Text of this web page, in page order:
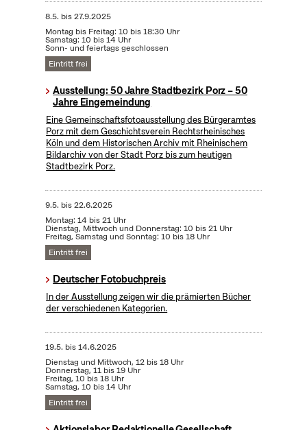
8.5. bis27.9.2025
Montag bis Freitag: 10 bis 18:30 Uhr
Samstag: 10 bis 14 Uhr
Sonn- und feiertags geschlossen
Eintritt frei
Ausstellung: 50 Jahre Stadtbezirk Porz – 50
Jahre Eingemeindung
Eine Gemeinschaftsfotoausstellung des Bürgeramtes
Porz mit dem Geschichtsverein Rechtsrheinisches
Köln und dem Historischen Archiv mit Rheinischem
Bildarchiv von der Stadt Porz bis zum heutigen
Stadtbezirk Porz.
9.5. bis22.6.2025
Montag: 14 bis 21 Uhr
Dienstag, Mittwoch und Donnerstag: 10 bis 21 Uhr
Freitag, Samstag und Sonntag: 10 bis 18 Uhr
Eintritt frei
Deutscher Fotobuchpreis
In der Ausstellung zeigen wir die prämierten Bücher
der verschiedenen Kategorien.
19.5. bis14.6.2025
Dienstag und Mittwoch, 12 bis 18 Uhr
Donnerstag, 11 bis 19 Uhr
Freitag, 10 bis 18 Uhr
Samstag, 10 bis 14 Uhr
Eintritt frei